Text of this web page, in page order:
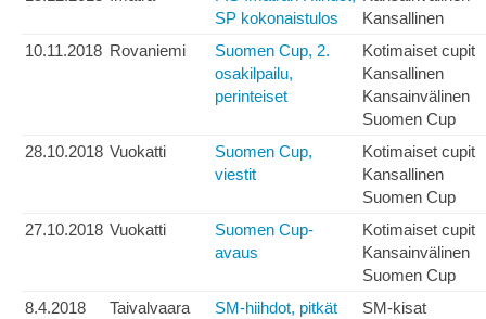
SP kokonaistulos
Kansallinen
10.11.2018 Rovaniemi
Suomen Cup, 2.
osakilpailu,
perinteiset
Kotimaiset cupit
Kansallinen
Kansainvälinen
Suomen Cup
28.10.2018 Vuokatti
Suomen Cup,
viestit
Kotimaiset cupit
Kansallinen
Suomen Cup
27.10.2018 Vuokatti
Suomen Cup-
avaus
Kotimaiset cupit
Kansainvälinen
Suomen Cup
8.4.2018
Taivalvaara
SM-hiihdot, pitkät
SM-kisat